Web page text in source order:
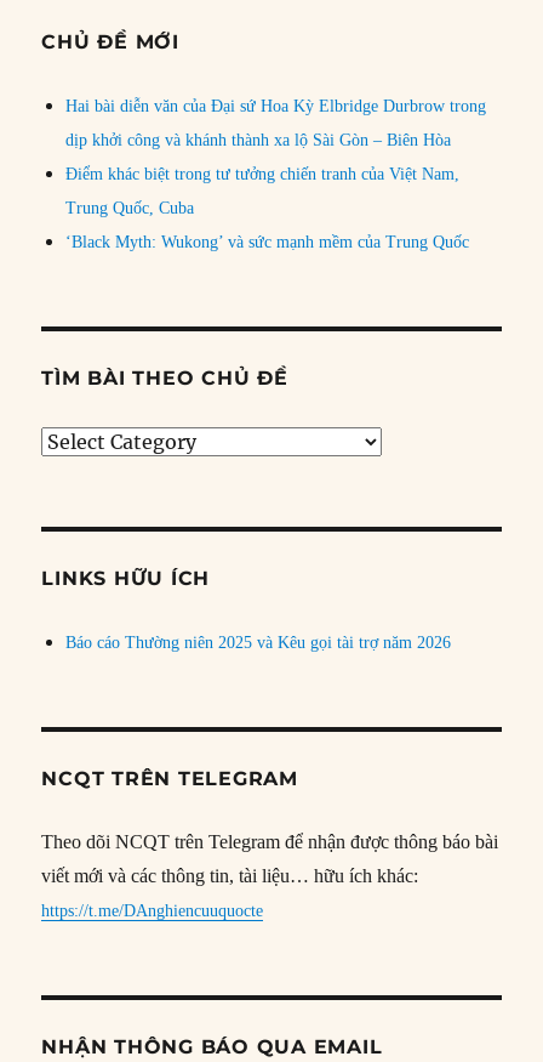
CHỦ ĐỀ MỚI
Hai bài diễn văn của Đại sứ Hoa Kỳ Elbridge Durbrow trong
dịp khởi công và khánh thành xa lộ Sài Gòn – Biên Hòa
Điểm khác biệt trong tư tưởng chiến tranh của Việt Nam,
Trung Quốc, Cuba
‘Black Myth: Wukong’ và sức mạnh mềm của Trung Quốc
TÌM BÀI THEO CHỦ ĐỀ
Tìm
đề
LINKS HỮU ÍCH
Báo cáo Thường niên 2025 và Kêu gọi tài trợ năm 2026
NCQT TRÊN TELEGRAM
Theo dõi NCQT trên Telegram để nhận được thông báo bài
viết mới và các thông tin, tài liệu… hữu ích khác:
https://t.me/DAnghiencuuquocte
NHẬN THÔNG BÁO QUA EMAIL